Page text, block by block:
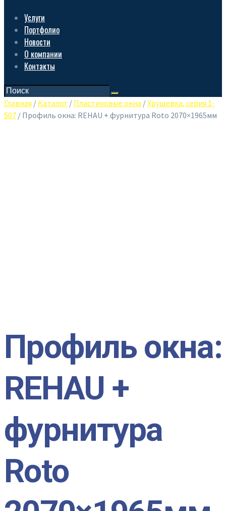
Услуги
Портфолио
Новости
О компании
Контакты
Главная / Каталог / Пластиковые окна /Хрущевка, серия 1-
507 / Профиль окна: REHAU + фурнитура Roto 2070×1965мм
Профиль окна:
REHAU +
фурнитура
Roto